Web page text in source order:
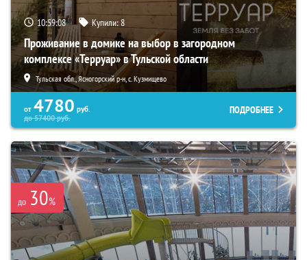
10:59:07 Купили:8
Проживание в домике на выбор в загородном
комплексе «Терруар» в Тульской области
Тульская обл., Ясногорский р-н, с. Кузмищево
от 4780 руб.
до57400руб.
ПОДРОБНЕЕ
до 30%